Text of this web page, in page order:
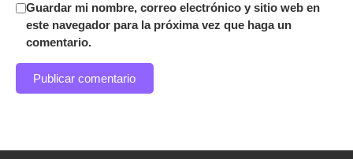
Guardar mi nombre, correo electrónico y sitio web en
este navegador para la próxima vez que haga un
comentario.